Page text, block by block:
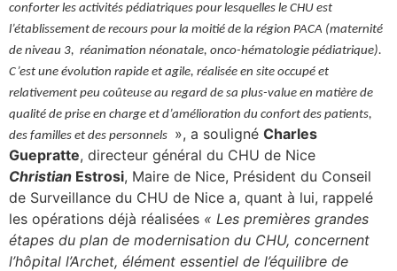
l’éditeur
un CHU
conforter les activités pédiatriques pour lesquelles le CHU est
l’établissement de recours pour la moitié de la région PACA (maternité
de niveau 3, réanimation néonatale, onco-hématologie pédiatrique).
C’est une évolution rapide et agile, réalisée en site occupé et
relativement peu coûteuse au regard de sa plus-value en matière de
qualité de prise en charge et d’amélioration du confort des patients,
des familles et des personnels », a souligné Charles
Guepratte, directeur général du CHU de Nice
Christian Estrosi, Maire de Nice, Président du Conseil
de Surveillance du CHU de Nice a, quant à lui, rappelé
les opérations déjà réalisées « Les premières grandes
étapes du plan de modernisation du CHU, concernent
l’hôpital l’Archet, élément essentiel de l’équilibre de